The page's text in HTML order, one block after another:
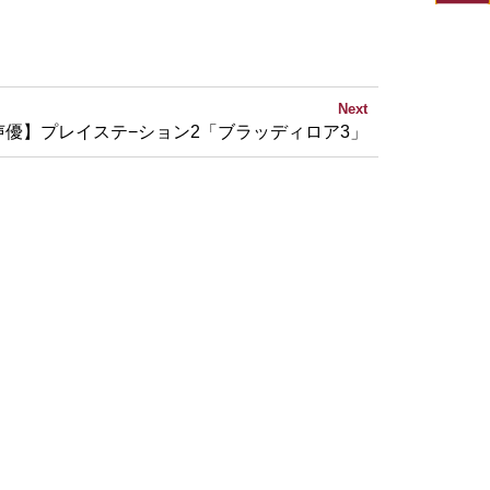
Next
優】プレイステ−ション2「ブラッディロア3」